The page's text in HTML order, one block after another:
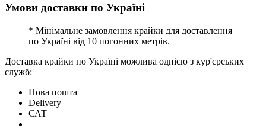
Умови доставки по Україні
* Мінімальне замовлення крайки для доставлення
по Україні від 10 погонних метрів.
Доставка крайки по Україні можлива однією з кур'єрських
служб:
Нова пошта
Delivery
САТ